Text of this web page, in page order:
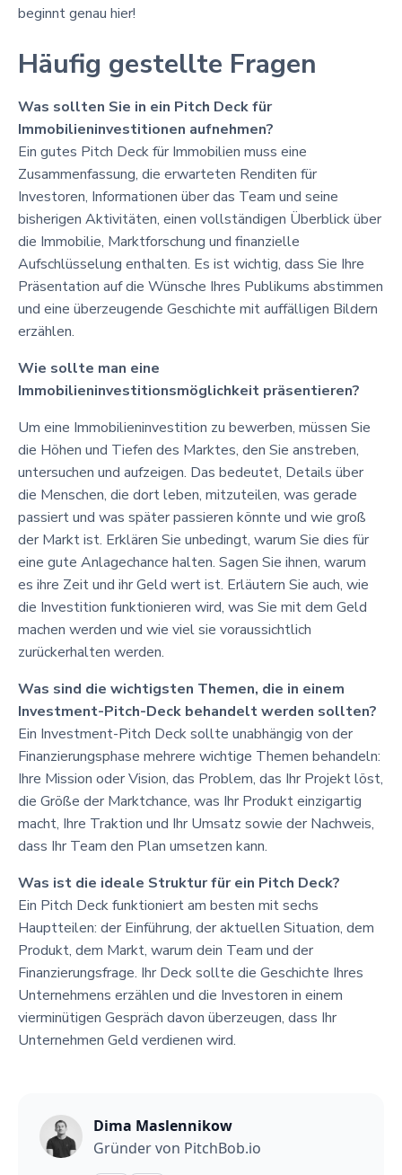
beginnt genau hier!
Häufig gestellte Fragen
Was sollten Sie in ein Pitch Deck für
Immobilieninvestitionen aufnehmen?
Ein gutes Pitch Deck für Immobilien muss eine
Zusammenfassung, die erwarteten Renditen für
Investoren, Informationen über das Team und seine
bisherigen Aktivitäten, einen vollständigen Überblick über
die Immobilie, Marktforschung und finanzielle
Aufschlüsselung enthalten. Es ist wichtig, dass Sie Ihre
Präsentation auf die Wünsche Ihres Publikums abstimmen
und eine überzeugende Geschichte mit auffälligen Bildern
erzählen.
Wie sollte man eine
Immobilieninvestitionsmöglichkeit präsentieren?
Um eine Immobilieninvestition zu bewerben, müssen Sie
die Höhen und Tiefen des Marktes, den Sie anstreben,
untersuchen und aufzeigen. Das bedeutet, Details über
die Menschen, die dort leben, mitzuteilen, was gerade
passiert und was später passieren könnte und wie groß
der Markt ist. Erklären Sie unbedingt, warum Sie dies für
eine gute Anlagechance halten. Sagen Sie ihnen, warum
es ihre Zeit und ihr Geld wert ist. Erläutern Sie auch, wie
die Investition funktionieren wird, was Sie mit dem Geld
machen werden und wie viel sie voraussichtlich
zurückerhalten werden.
Was sind die wichtigsten Themen, die in einem
Investment-Pitch-Deck behandelt werden sollten?
Ein Investment-Pitch Deck sollte unabhängig von der
Finanzierungsphase mehrere wichtige Themen behandeln:
Ihre Mission oder Vision, das Problem, das Ihr Projekt löst,
die Größe der Marktchance, was Ihr Produkt einzigartig
macht, Ihre Traktion und Ihr Umsatz sowie der Nachweis,
dass Ihr Team den Plan umsetzen kann.
Was ist die ideale Struktur für ein Pitch Deck?
Ein Pitch Deck funktioniert am besten mit sechs
Hauptteilen: der Einführung, der aktuellen Situation, dem
Produkt, dem Markt, warum dein Team und der
Finanzierungsfrage. Ihr Deck sollte die Geschichte Ihres
Unternehmens erzählen und die Investoren in einem
vierminütigen Gespräch davon überzeugen, dass Ihr
Unternehmen Geld verdienen wird.
Dima Maslennikow
Gründer von PitchBob.io